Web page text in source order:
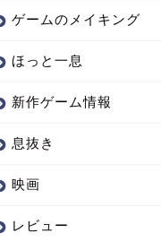
ゲームのメイキング
ほっと一息
新作ゲーム情報
息抜き
映画
レビュー